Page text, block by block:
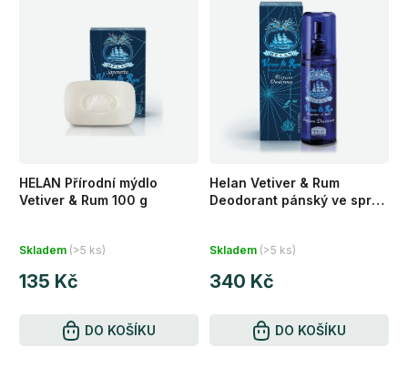
HELAN Přírodní mýdlo
Vetiver & Rum 100 g
hodnocení
produktu
Skladem (>5 ks)
135 Kč
DO KOŠÍKU
Helan Vetiver & Rum
Deodorant pánský ve spreji
hodnocení
produktu
Skladem (>5 ks)
340 Kč
DO KOŠÍKU